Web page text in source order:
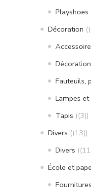
Playshoes
Décoration
Fauteuils,
Lampes
Tapis (3)
Divers (13)
Divers
École et
Fournitures